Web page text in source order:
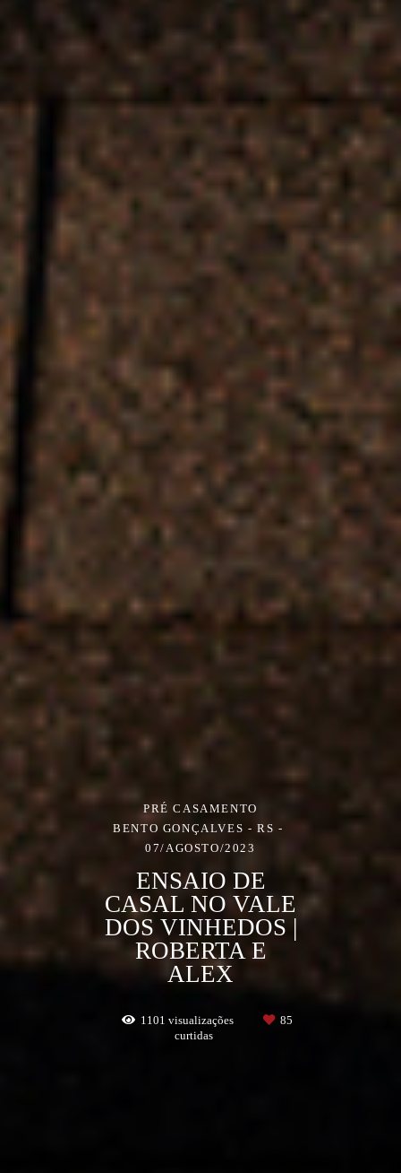
PRÉ CASAMENTO
BENTO GONÇALVES - RS
07/AGOSTO/2023
ENSAIO DE
CASAL NO VALE
DOS VINHEDOS |
ROBERTA E
ALEX
1101 visualizações
85
curtidas